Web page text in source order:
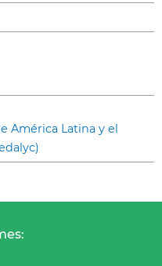
América Latina y el